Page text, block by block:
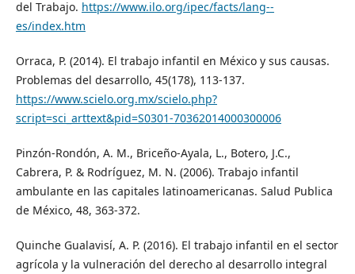
del Trabajo. https://www.ilo.org/ipec/facts/lang--
es/index.htm
Orraca, P. (2014). El trabajo infantil en México y sus causas.
Problemas del desarrollo, 45(178), 113-137.
https://www.scielo.org.mx/scielo.php?
script=sci_arttext&pid=S0301-70362014000300006
Pinzón-Rondón, A. M., Briceño-Ayala, L., Botero, J.C.,
Cabrera, P. & Rodríguez, M. N. (2006). Trabajo infantil
ambulante en las capitales latinoamericanas. Salud Publica
de México, 48, 363-372.
Quinche Gualavisí, A. P. (2016). El trabajo infantil en el sector
agrícola y la vulneración del derecho al desarrollo integral